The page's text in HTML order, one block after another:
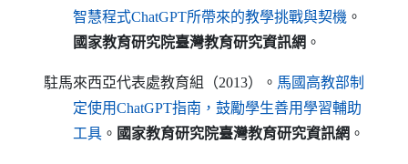
智慧程式ChatGPT所帶來的教學挑戰與契機（另開新視窗
。
國家教育研究院臺灣教育研究資訊網 。
駐馬來西亞代表處教育組（2013）。 馬國高教部制
定使用ChatGPT指南，鼓勵學生善用學習輔助
工具
（另開新視窗）
。 國家教育研究院臺灣教育研究資訊網 。